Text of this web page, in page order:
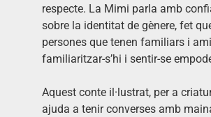
respecte. La Mimi parla amb
sobre la identitat de gènere, fet
persones que tenen familiars i
familiaritzar-s’hi i sentir-se
Aquest conte il·lustrat, per a
ajuda a tenir converses amb